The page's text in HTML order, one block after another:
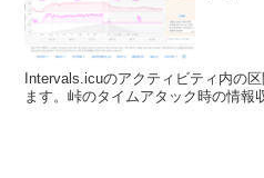
Intervals.icuのアクティビティ内の
ます。峠のタイムアタック時の情報